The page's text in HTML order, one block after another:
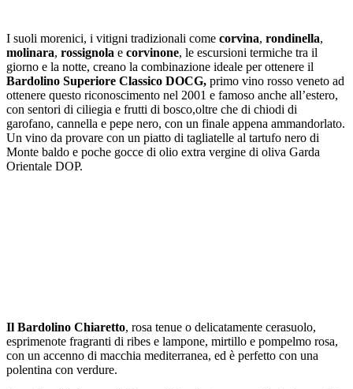
I suoli morenici, i vitigni tradizionali come corvina, rondinella,
molinara, rossignola e corvinone, le escursioni termiche tra il
giorno e la notte, creano la combinazione ideale per ottenere il
Bardolino Superiore Classico DOCG, primo vino rosso veneto ad
ottenere questo riconoscimento nel 2001 e famoso anche all’estero,
con sentori di ciliegia e frutti di bosco,oltre che di chiodi di
garofano, cannella e pepe nero, con un finale appena ammandorlato.
Un vino da provare con un piatto di tagliatelle al tartufo nero di
Monte baldo e poche gocce di olio extra vergine di oliva Garda
Orientale DOP.
Il Bardolino Chiaretto, rosa tenue o delicatamente cerasuolo,
esprimenote fragranti di ribes e lampone, mirtillo e pompelmo rosa,
con un accenno di macchia mediterranea, ed è perfetto con una
polentina con verdure.